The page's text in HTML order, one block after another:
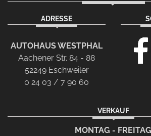
ADRESSE
AUTOHAUS WESTPHAL
Aachener Str. 84 - 88
52249 Eschweiler
0 24 03 / 7 90 60
VERKAUF
MONTAG - FREITAG